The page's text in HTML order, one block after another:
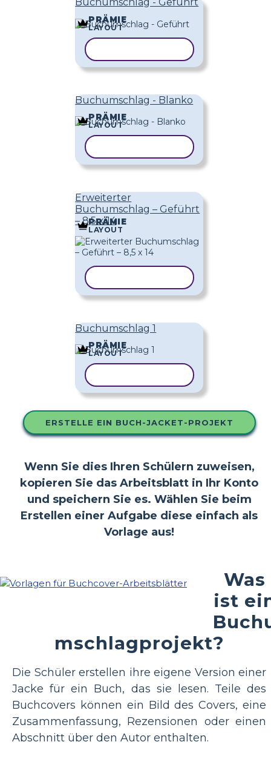
Buchumschlag - Geführt
PRÄMIE
LAYOUT
Buchumschlag - Blanko
PRÄMIE
LAYOUT
Erweiterter
Buchumschlag – Geführt
– 8,5 x 14
PRÄMIE
LAYOUT
Buchumschlag 1
PRÄMIE
LAYOUT
ERSTELLE EIN BUCH-JACKET-PROJEKT
Wenn Sie dies Ihren Schülern zuweisen,
kopieren Sie das Arbeitsblatt in Ihr Konto
und speichern Sie es. Wählen Sie beim
Erstellen einer Aufgabe diese einfach als
Vorlage aus!
Was
ist
mschlagprojekt?
Die Schüler erstellen ihre eigene Version einer
Jacke für ein Buch, das sie lesen. Teile des
Buchcovers können ein Bild des Covers, eine
Zusammenfassung, Rezensionen oder einen
Abschnitt über den Autor enthalten.